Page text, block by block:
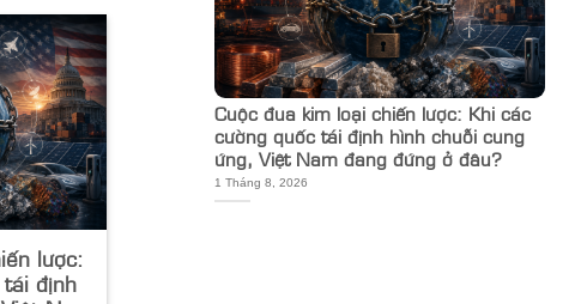
lược:
định
Cuộc đua kim loại chiến lược: Khi các
cường quốc tái định hình chuỗi cung
ứng, Việt Nam đang đứng ở đâu?
1 Tháng 8, 2026